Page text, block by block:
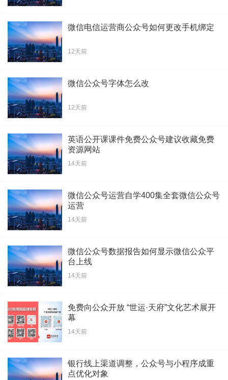
微信电信运营商公众号如何更改手机绑定
12天前
微信公众号字体怎么改
12天前
英语公开课课件免费公众号建议收藏免费
资源网站
14天前
微信公众号运营自学400集全套微信公众号
运营
14天前
微信公众号数据报告如何显示微信公众平
台上线
14天前
免费向公众开放 “世运·天府”文化艺术展开
幕
14天前
银行线上渠道调整，公众号与小程序成重
点优化对象